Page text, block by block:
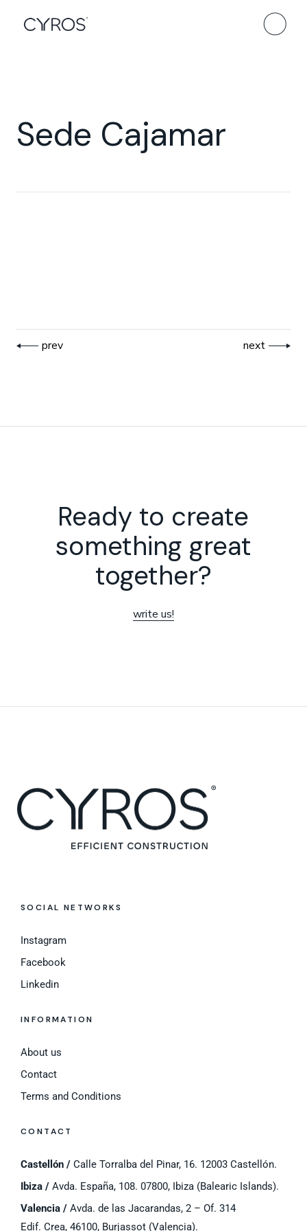
Sede Cajamar
prev next
Ready to create
something great
together?
write us!
SOCIAL NETWORKS
Instagram
Facebook
Linkedin
INFORMATION
About us
Contact
Terms and Conditions
CONTACT
Castellón / Calle Torralba del Pinar, 16. 12003 Castellón.
Ibiza / Avda. España, 108. 07800, Ibiza (Balearic Islands).
Valencia / Avda. de las Jacarandas, 2 – Of. 314
Edif. Crea, 46100, Burjassot (Valencia).